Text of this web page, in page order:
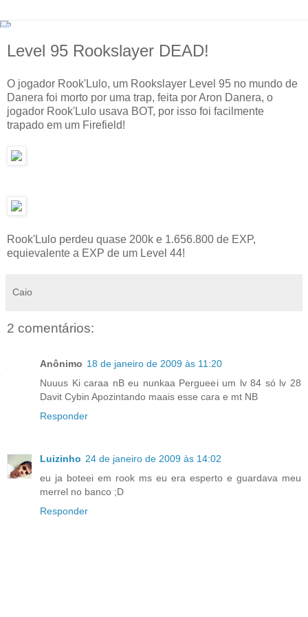
Level 95 Rookslayer DEAD!
O jogador Rook'Lulo, um Rookslayer Level 95 no mundo de
Danera foi morto por uma trap, feita por Aron Danera, o
jogador Rook'Lulo usava BOT, por isso foi facilmente
trapado em um Firefield!
Rook'Lulo perdeu quase 200k e 1.656.800 de EXP,
equievalente a EXP de um Level 44!
Caio
2 comentários:
Anônimo 18 de janeiro de 2009 às 11:20
Nuuus Ki caraa nB eu nunkaa Pergueei um lv 84 só lv 28
Davit Cybin Apozintando maais esse cara e mt NB
Responder
Luizinho 24 de janeiro de 2009 às 14:02
eu ja boteei em rook ms eu era esperto e guardava meu
merrel no banco ;D
Responder